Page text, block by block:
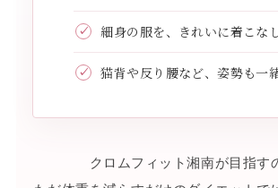
細身の服を、きれいに着こな
猫背や反り腰など、姿勢も一
クロムフィット湘南が目指す